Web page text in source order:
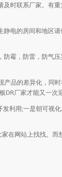
时联系厂家。有
电的房间和地区请
霉，防雷，防气压
品的差异化，同
厂家才能又一次
利用;一是朝可视
在网站上找找。而